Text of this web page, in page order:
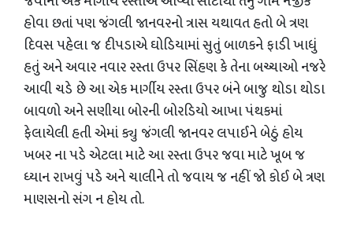
હોવા છતાં પણ જંગલી જાનવરનો ત્રાસ યથાવત હતો બે ત્રણ
દિવસ પહેલા જ દીપડાએ ઘોડિયામાં સુતું બાળકને ફાડી ખાધું
હતું અને અવાર નવાર રસ્તા ઉપર સિંહણ કે તેના બચ્ચાઓ નજરે
આવી ચડે છે આ એક માર્ગીય રસ્તા ઉપર બંને બાજુ થોડા થોડા
બાવળો અને સણીયા બોરની બોરડિયો આખા પંથકમાં
ફેલાયેલી હતી એમાં ક્યુ જંગલી જાનવર લપાઈને બેઠું હોય
ખબર ના પડે એટલા માટે આ રસ્તા ઉપર જવા માટે ખૂબ જ
ધ્યાન રાખવું પડે અને ચાલીને તો જવાય જ નહીં જો કોઈ બે ત્રણ
માણસનો સંગ ન હોય તો.